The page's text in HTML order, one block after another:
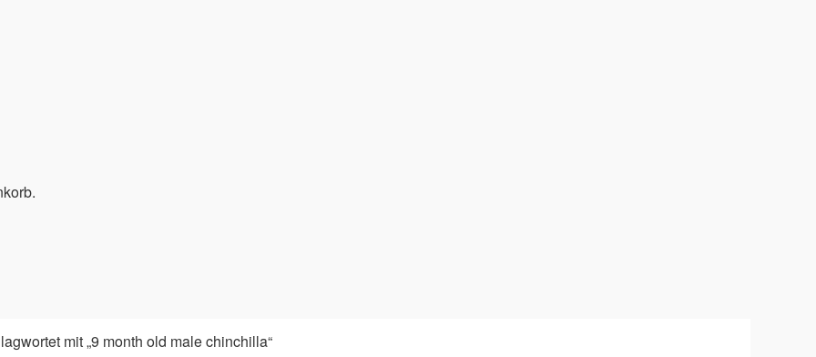
mit „9 month old male chinchilla“